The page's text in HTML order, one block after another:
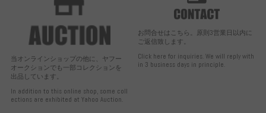
当オンラインショップの他に、ヤフー
オークションでも一部コレクションを
出品しています。
In addition to this online shop, some coll
ections are exhibited at Yahoo Auction.
お問合せはこちら。原則3営業日以内に
ご返信致します。
Click here for inquiries. We will reply with
in 3 business days in principle.